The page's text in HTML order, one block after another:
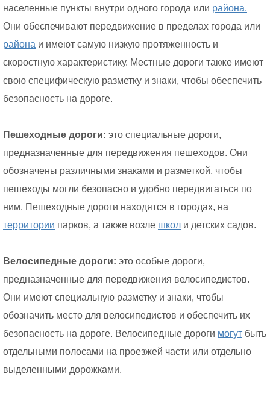
населенные пункты внутри одного города или района.
Они обеспечивают передвижение в пределах города или
района и имеют самую низкую протяженность и
скоростную характеристику. Местные дороги также имеют
свою специфическую разметку и знаки, чтобы обеспечить
безопасность на дороге.
Пешеходные дороги: это специальные дороги,
предназначенные для передвижения пешеходов. Они
обозначены различными знаками и разметкой, чтобы
пешеходы могли безопасно и удобно передвигаться по
ним. Пешеходные дороги находятся в городах, на
территории парков, а также возле школ и детских садов.
Велосипедные дороги: это особые дороги,
предназначенные для передвижения велосипедистов.
Они имеют специальную разметку и знаки, чтобы
обозначить место для велосипедистов и обеспечить их
безопасность на дороге. Велосипедные дороги могут быть
отдельными полосами на проезжей части или отдельно
выделенными дорожками.